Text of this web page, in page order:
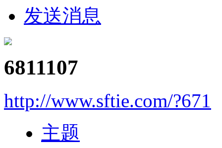
发送消息
6811107
http://www.sftie.com/?671
主题